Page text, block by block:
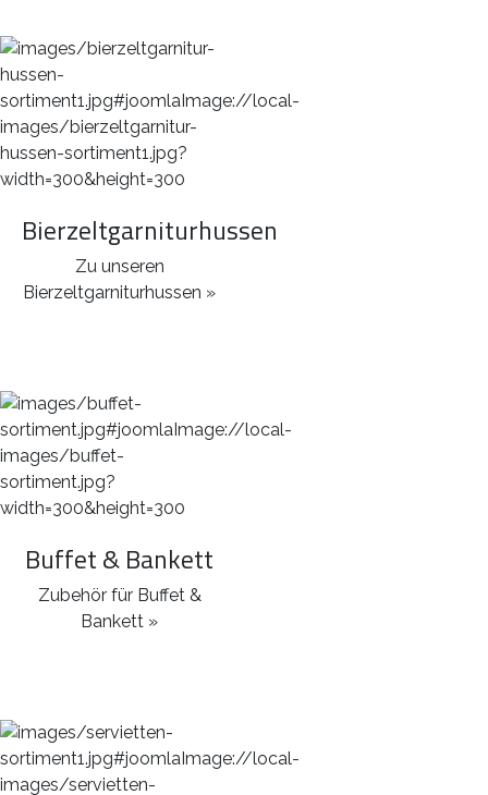
Bierzeltgarniturhussen
Zu unseren
Bierzeltgarniturhussen »
Buffet & Bankett
Zubehör für Buffet &
Bankett »